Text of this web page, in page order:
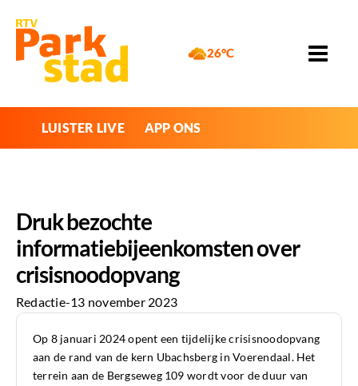
26°C
LUISTER LIVE APP ONS
Druk bezochte
informatiebijeenkomsten over
crisisnoodopvang
Redactie-13 november 2023
Op 8 januari 2024 opent een tijdelijke crisisnoodopvang
aan de rand van de kern Ubachsberg in Voerendaal. Het
terrein aan de Bergseweg 109 wordt voor de duur van